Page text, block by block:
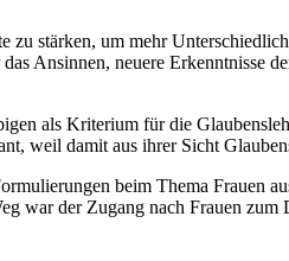
stärken, um mehr
Ansinnen, neuere Erkenntnisse
als Kriterium für die
weil damit aus ihrer Sicht
beim Thema Frauen
war der Zugang nach Frauen